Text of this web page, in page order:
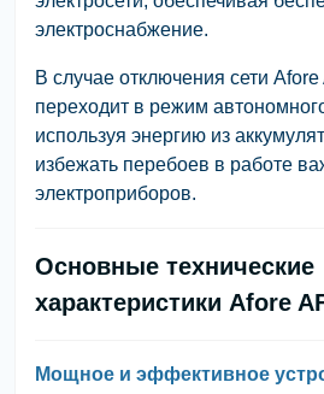
электроснабжение.
В случае отключения сети
переходит в режим
используя энергию из
избежать перебоев в работе
электроприборов.
Основные технические
характеристики Afore
Мощное и эффективное